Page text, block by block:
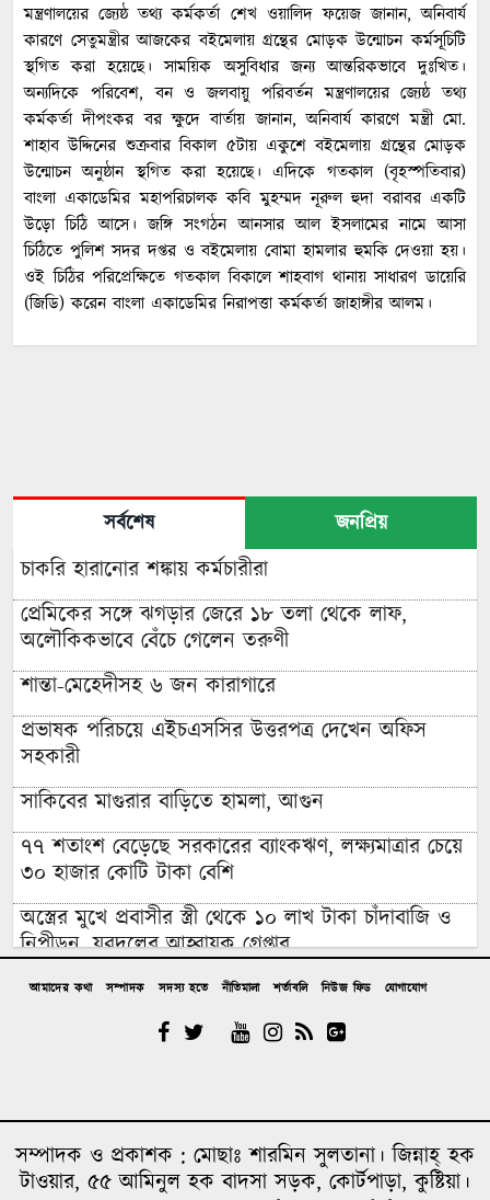
মন্ত্রণালয়ের জ্যেষ্ঠ তথ্য কর্মকর্তা শেখ ওয়ালিদ ফয়েজ জানান, অনিবার্য
কারণে সেতুমন্ত্রীর আজকের বইমেলায় গ্রন্থের মোড়ক উন্মোচন কর্মসূচিটি
স্থগিত করা হয়েছে। সাময়িক অসুবিধার জন্য আন্তরিকভাবে দুঃখিত।
অন্যদিকে পরিবেশ, বন ও জলবায়ু পরিবর্তন মন্ত্রণালয়ের জ্যেষ্ঠ তথ্য
কর্মকর্তা দীপংকর বর ক্ষুদে বার্তায় জানান, অনিবার্য কারণে মন্ত্রী মো.
শাহাব উদ্দিনের শুক্রবার বিকাল ৫টায় একুশে বইমেলায় গ্রন্থের মোড়ক
উন্মোচন অনুষ্ঠান স্থগিত করা হয়েছে। এদিকে গতকাল (বৃহস্পতিবার)
বাংলা একাডেমির মহাপরিচালক কবি মুহম্মদ নূরুল হুদা বরাবর একটি
উড়ো চিঠি আসে। জঙ্গি সংগঠন আনসার আল ইসলামের নামে আসা
চিঠিতে পুলিশ সদর দপ্তর ও বইমেলায় বোমা হামলার হুমকি দেওয়া হয়।
ওই চিঠির পরিপ্রেক্ষিতে গতকাল বিকালে শাহবাগ থানায় সাধারণ ডায়েরি
(জিডি) করেন বাংলা একাডেমির নিরাপত্তা কর্মকর্তা জাহাঙ্গীর আলম।
সর্বশেষ জনপ্রিয়
চাকরি হারানোর শঙ্কায় কর্মচারীরা
প্রেমিকের সঙ্গে ঝগড়ার জেরে ১৮ তলা থেকে লাফ,
অলৌকিকভাবে বেঁচে গেলেন তরুণী
শান্তা-মেহেদীসহ ৬ জন কারাগারে
প্রভাষক পরিচয়ে এইচএসসির উত্তরপত্র দেখেন অফিস
সহকারী
সাকিবের মাগুরার বাড়িতে হামলা, আগুন
৭৭ শতাংশ বেড়েছে সরকারের ব্যাংকঋণ, লক্ষ্যমাত্রার চেয়ে
৩০ হাজার কোটি টাকা বেশি
অস্ত্রের মুখে প্রবাসীর স্ত্রী থেকে ১০ লাখ টাকা চাঁদাবাজি ও
নিপীড়ন, যুবদলের আহ্বায়ক গ্রেপ্তার
চাঁদপুরের মাদকসেবী ভাতিজাকে তুলে আনতে গিয়ে চাচাকে
পিটিয়ে হত্যা”সড়ক অবরোধ
আত্রাইয়ে নানা আয়োজনে গণঅভ্যুত্থান দিবস পালন
উপজেলা প্রশাসনে জুলাই শহিদ পরিবারের সংবর্ধনা; কবরে
আমাদের কথা সম্পাদক সদস্য হতে নীতিমালা শর্তাবলি নিউজ ফিড যোগাযোগ
সম্পাদক ও প্রকাশক : মোছাঃ শারমিন সুলতানা। জিন্নাহ্ হক
টাওয়ার, ৫৫ আমিনুল হক বাদসা সড়ক, কোর্টপাড়া, কুষ্টিয়া।